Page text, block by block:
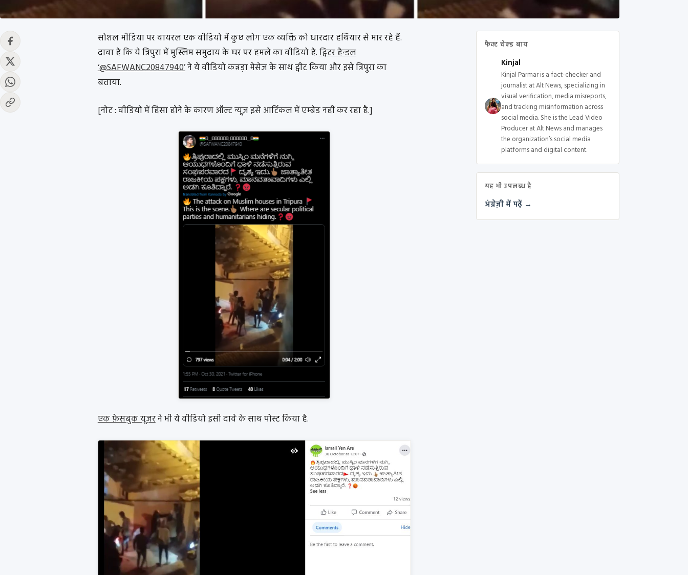
सोशल मीडिया पर वायरल एक वीडियो में कुछ लोग एक व्यक्ति को धारदार हथियार से मार रहे हैं.
दावा है कि ये त्रिपुरा में मुस्लिम समुदाय के घर पर हमले का वीडियो है.ट्विटर हैन्डल
‘@SAFWANC20847940’ने ये वीडियो कन्नड़ा मेसेज के साथ ट्वीट किया और इसे त्रिपुरा का
बताया.
[नोट : वीडियो में हिंसा होने के कारण ऑल्ट न्यूज़ इसे आर्टिकल में एम्बेड नहीं कर रहा है.]
एक फ़ेसबुक यूज़रने भी ये वीडियो इसी दावे के साथ पोस्ट किया है.
फैक्ट चेक्ड बाय
Kinjal
Kinjal Parmar is a fact-checker and
journalist at Alt News, specializing in
visual verification, media misreports,
and tracking misinformation across
social media. She is the Lead Video
Producer at Alt News and manages
the organization’s social media
platforms and digital content.
यह भी उपलब्ध है
अंग्रेज़ी में पढ़ें →